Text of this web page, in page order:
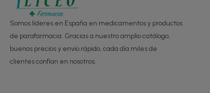
Somos líderes en España en medicamentos y productos
de parafarmacia. Gracias a nuestro amplio catálogo,
buenos precios y envío rápido, cada día miles de
clientes confían en nosotros.